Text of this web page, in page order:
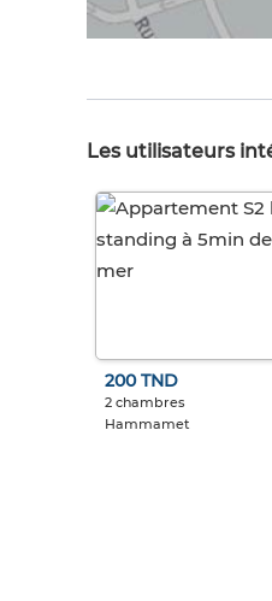
Les utilisateurs
200 TND
2 chambres
Hammamet